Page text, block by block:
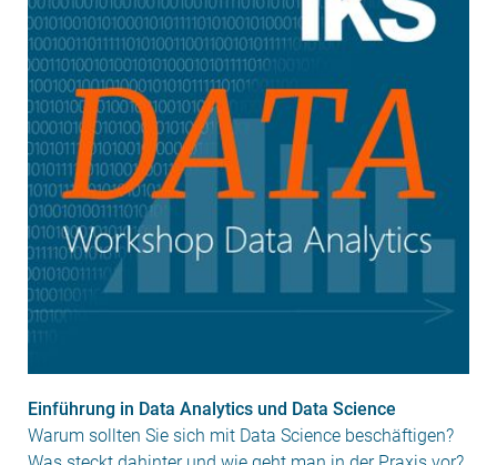
Einführung in Data Analytics und Data Science
Warum sollten Sie sich mit Data Science beschäftigen?